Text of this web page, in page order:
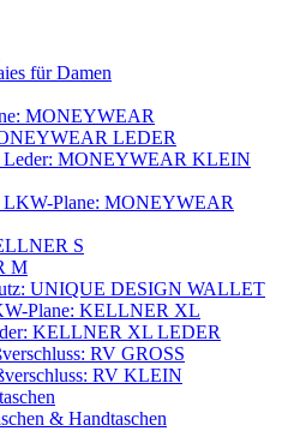
für Damen
MONEYWEAR
LEDER
Leder: MONEYWEAR KLEIN
LKW-Plane: MONEYWEAR
S
M
UNIQUE DESIGN WALLET
Plane: KELLNER XL
KELLNER XL LEDER
RV GROSS
RV KLEIN
& Handtaschen